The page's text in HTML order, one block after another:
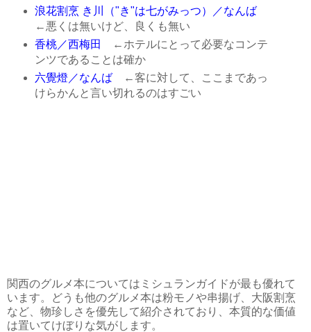
浪花割烹 き川（"き"は七がみっつ）／なんば
←悪くは無いけど、良くも無い
香桃／西梅田
←ホテルにとって必要なコンテ
ンツであることは確か
六覺燈／なんば←客に対して、ここまであっ
けらかんと言い切れるのはすごい
関西のグルメ本についてはミシュランガイドが最も優れて
います。どうも他のグルメ本は粉モノや串揚げ、大阪割烹
など、物珍しさを優先して紹介されており、本質的な価値
は置いてけぼりな気がします。